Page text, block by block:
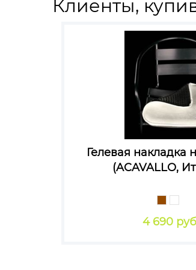
Клиенты,
Гелевая накладка
(ACAVALLO,
4 690 руб